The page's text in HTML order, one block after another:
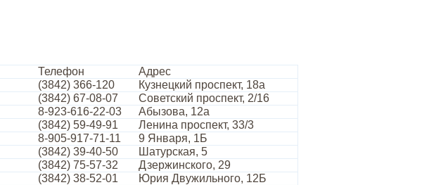
Телефон
Адрес
(3842) 366-120
Кузнецкий проспект, 18а
(3842) 67-08-07
Советский проспект, 2/16
8-923-616-22-03
Абызова, 12а
(3842) 59-49-91
Ленина проспект, 33/3
8-905-917-71-11
9 Января, 1Б
(3842) 39-40-50
Шатурская, 5
(3842) 75-57-32
Дзержинского, 29
(3842) 38-52-01
Юрия Двужильного, 12Б